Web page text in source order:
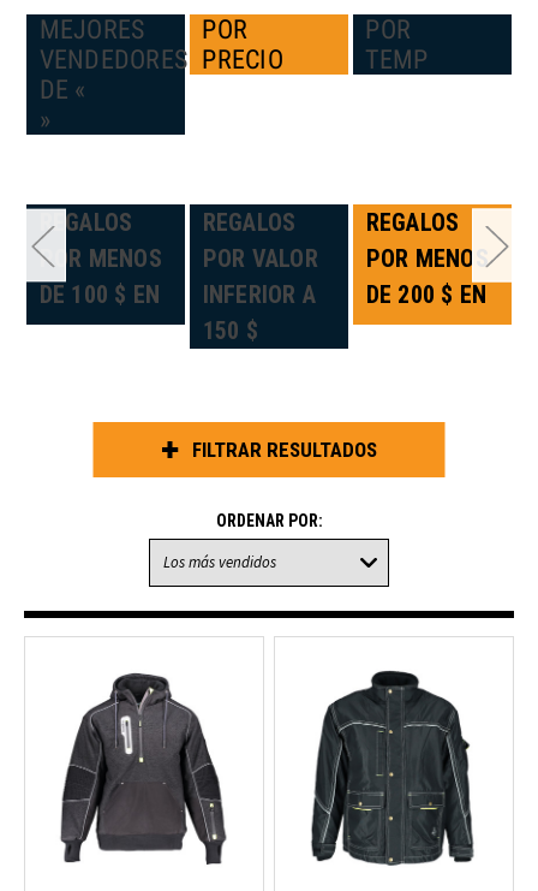
MEJORES
VENDEDORES
DE «
»
POR
PRECIO
POR
TEMP
REGALOS
POR MENOS
DE 100 $ EN
REGALOS
POR VALOR
INFERIOR A
150 $
REGALOS
POR MENOS
DE 200 $ EN
FILTRAR RESULTADOS
ORDENAR POR: